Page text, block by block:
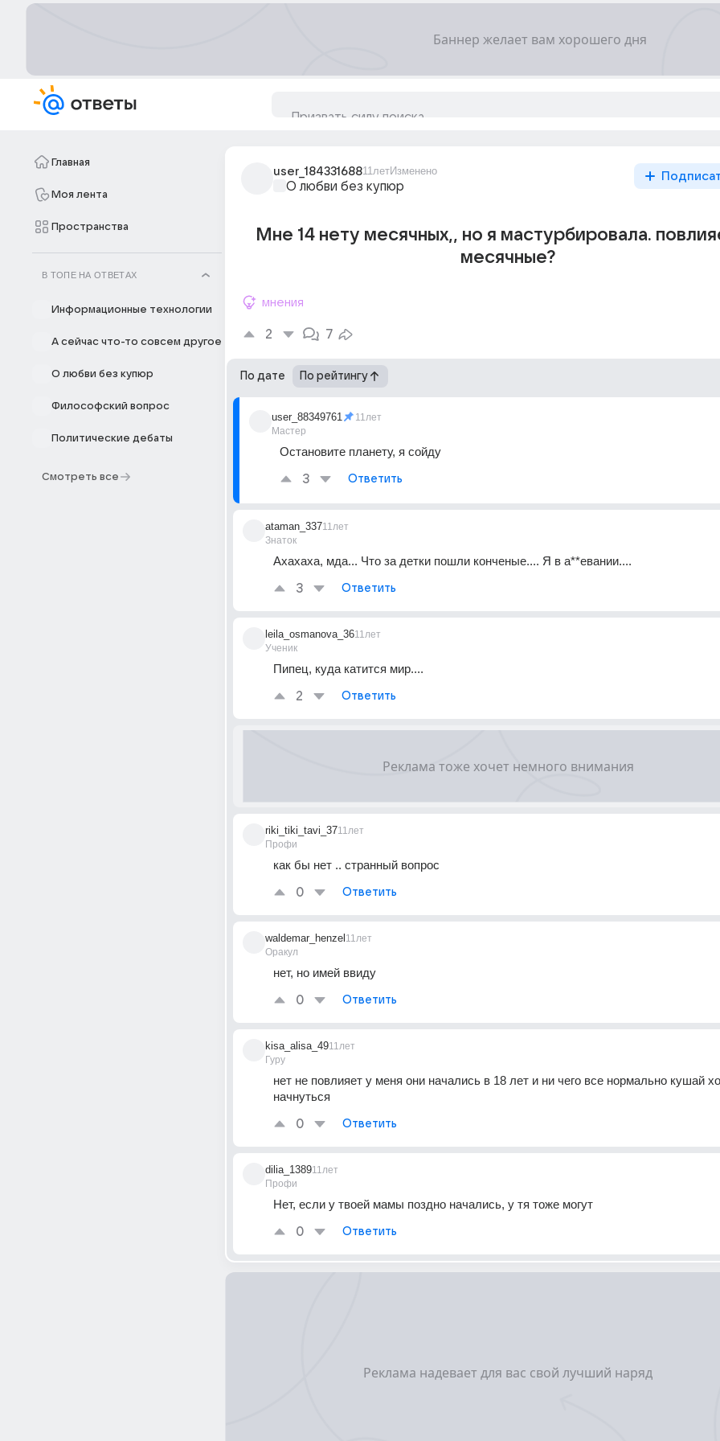
Главная
Моя лента
Пространства
В ТОПЕ НА ОТВЕТАХ
Информационные технологии
А сейчас что-то совсем другое
О любви без купюр
Философский вопрос
Политические дебаты
Смотреть все
user_18433168811летИзменено
О любви без купюр
Мне 14 нету месячных,, но я мастурбировала.
месячные?
мнения
2 7
По дате По рейтингу
user_88349761
Мастер
11лет
Остановите планету, я сойду
3 Ответить
ataman_337
Знаток
11лет
Ахахаха, мда... Что за детки пошли конченые.... Я в а**евании....
3 Ответить
leila_osmanova_36
Ученик
11лет
Пипец, куда катится мир....
2 Ответить
riki_tiki_tavi_37
Профи
11лет
как бы нет .. странный вопрос
0 Ответить
waldemar_henzel
Оракул
11лет
нет, но имей ввиду
0 Ответить
kisa_alisa_49
Гуру
11лет
нет не повлияет у меня они начались в 18 лет и ни чего все нормально кушай
начнуться
0 Ответить
dilia_1389
Профи
11лет
Нет, если у твоей мамы поздно начались, у тя тоже могут
0 Ответить